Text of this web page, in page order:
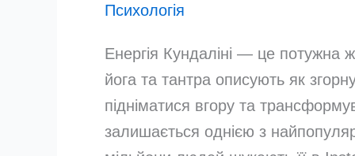
Психологія
Енергія Кундаліні — це потужна
йога та тантра описують як
підніматися вгору та
залишається однією з